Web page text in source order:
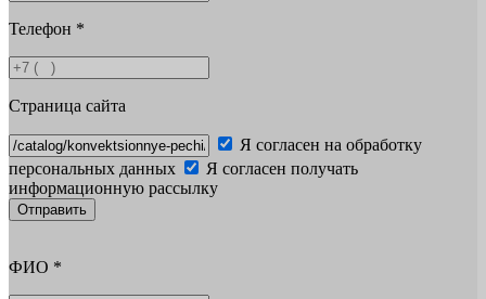
Телефон *
Страница сайта
Я согласен на обработку
персональных данных
Я согласен получать
информационную рассылку
Отправить
ФИО *